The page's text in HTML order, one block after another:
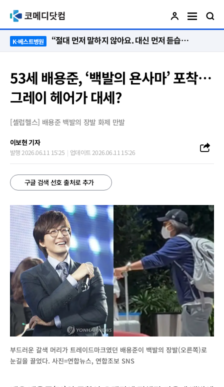
K-베스트병원 “절대 먼저 말하지 않아요. 대신 먼저 듣습니다”
53세 배용준, ‘백발의 욘사마’ 포착…
그레이 헤어가 대세?
[셀럽헬스] 배용준 백발의 장발 화제 만발
이보현 기자
발행 2026.06.11 15:25 업데이트 2026.06.11 15:26
구글 검색 선호 출처로 추가
부드러운 갈색 머리가 트레이드마크였던 배용준이 백발의 장발(오른쪽)로
눈길을 끌었다. 사진=연합뉴스, 연합조보 SNS